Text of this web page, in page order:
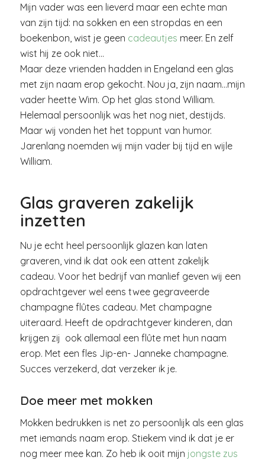
Mijn vader was een lieverd maar een echte man
van zijn tijd: na sokken en een stropdas en een
boekenbon, wist je geen cadeautjes meer. En zelf
wist hij ze ook niet…
Maar deze vrienden hadden in Engeland een glas
met zijn naam erop gekocht. Nou ja, zijn naam…mijn
vader heette Wim. Op het glas stond William.
Helemaal persoonlijk was het nog niet, destijds.
Maar wij vonden het het toppunt van humor.
Jarenlang noemden wij mijn vader bij tijd en wijle
William.
Glas graveren zakelijk
inzetten
Nu je echt heel persoonlijk glazen kan laten
graveren, vind ik dat ook een attent zakelijk
cadeau. Voor het bedrijf van manlief geven wij een
opdrachtgever wel eens twee gegraveerde
champagne flûtes cadeau. Met champagne
uiteraard. Heeft de opdrachtgever kinderen, dan
krijgen zij ook allemaal een flûte met hun naam
erop. Met een fles Jip-en- Janneke champagne.
Succes verzekerd, dat verzeker ik je.
Doe meer met mokken
Mokken bedrukken is net zo persoonlijk als een glas
met iemands naam erop. Stiekem vind ik dat je er
nog meer mee kan. Zo heb ik ooit mijn jongste zus